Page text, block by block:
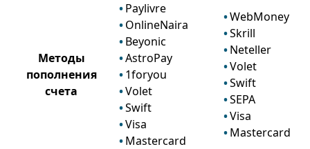
Методы
пополнения
счета
Paylivre
OnlineNaira
Beyonic
AstroPay
1foryou
Volet
Swift
Visa
Mastercard
WebMoney
Skrill
Neteller
Volet
Swift
SEPA
Visa
Mastercard